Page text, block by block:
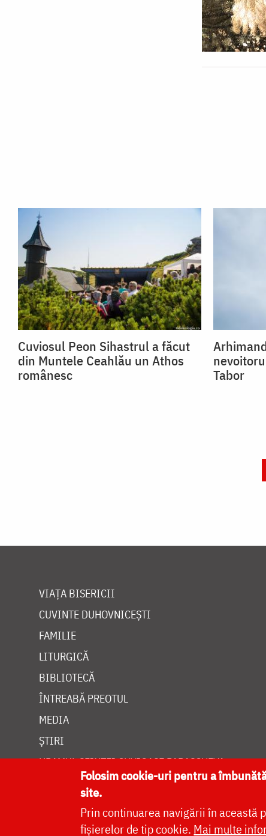
Cuviosul Peon Sihastrul a făcut
din Muntele Ceahlău un Athos
românesc
Tabor
VIAȚA BISERICII
CUVINTE DUHOVNICEȘTI
FAMILIE
LITURGICĂ
BIBLIOTECĂ
ÎNTREABĂ PREOTUL
MEDIA
ȘTIRI
HRAMUL SFINTEI CUVIOASE PARASCHEVA
Folosim cookie-uri pentru a
site.
Prin continuarea navigării în această
fișierelor de tip cookie. Mai multe